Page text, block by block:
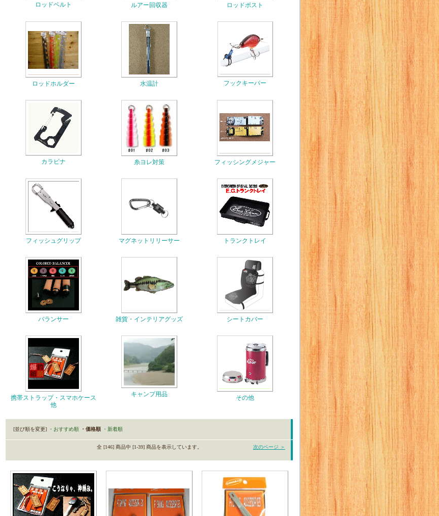
ロッドベルト ルアー回収器 ロッドポスト
ロッドホルダー 水温計 フックキーパー
カラビナ 糸ヨレ対策 フィッシングメジャー
フィッシュグリップ マグネットリリーサー トランクトレイ
バランサー 雑貨・インテリアグッズ シートカバー
携帯ストラップ・スマホケース
他
キャンプ用品 その他
[並び順を変更] ・おすすめ順 ・価格順 ・新着順
全 [146] 商品中 [1-39] 商品を表示しています。 次のページ ＞